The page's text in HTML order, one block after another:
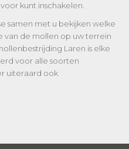
kunt inschakelen.
samen met u bekijken welke
van de mollen op uw terrein
Laren is elke
voor alle soorten
uiteraard ook